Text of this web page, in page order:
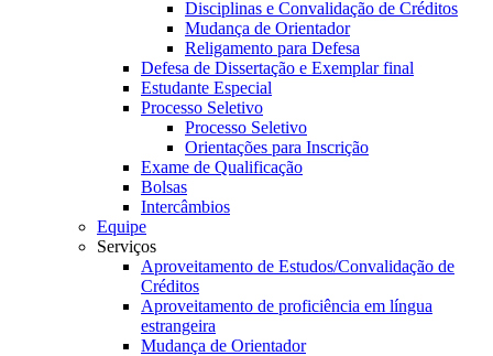
Disciplinas e Convalidação de Créditos
Mudança de Orientador
Religamento para Defesa
Defesa de Dissertação e Exemplar final
Estudante Especial
Processo Seletivo
Processo Seletivo
Orientações para Inscrição
Exame de Qualificação
Bolsas
Intercâmbios
Equipe
Serviços
Aproveitamento de Estudos/Convalidação de
Créditos
Aproveitamento de proficiência em língua
estrangeira
Mudança de Orientador